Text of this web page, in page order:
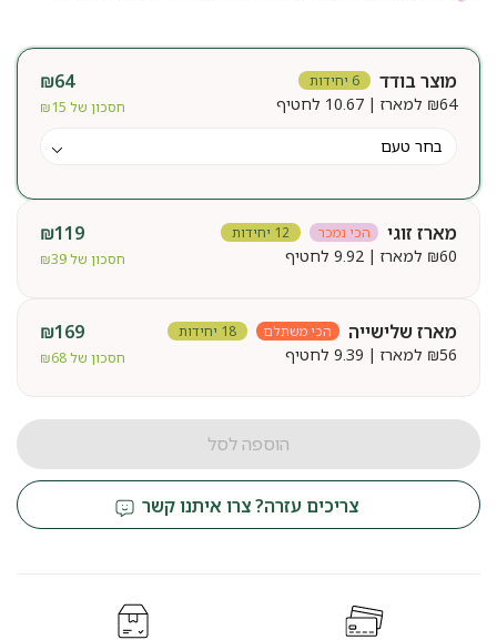
מוצר בודד 6 יחידות ₪64
₪64 למארז | 10.67 לחטיף חסכון של ₪15
מארז זוגי הכי נמכר 12 יחידות ₪119
₪60 למארז | 9.92 לחטיף חסכון של ₪39
מארז שלישייה הכי משתלם 18 יחידות ₪169
₪56 למארז | 9.39 לחטיף חסכון של ₪68
הוספה לסל
צריכים עזרה? צרו איתנו קשר